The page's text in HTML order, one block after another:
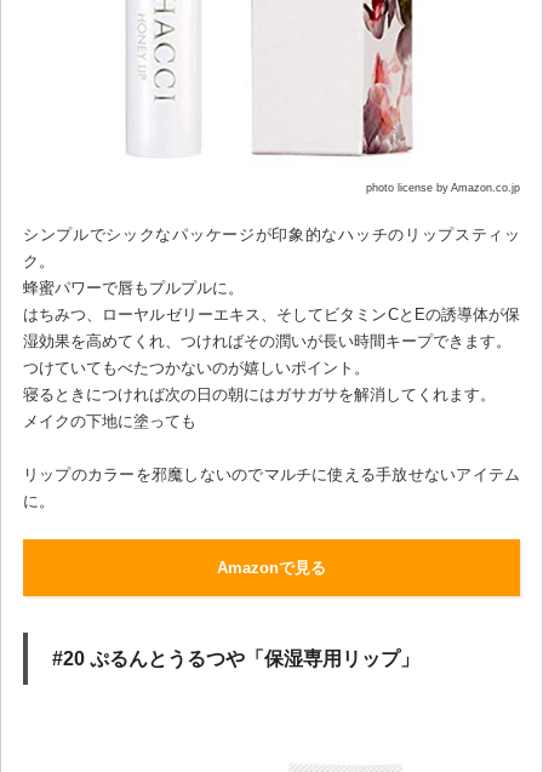
photo license by Amazon.co.jp
シンプルでシックなパッケージが印象的なハッチのリップスティッ
ク。
蜂蜜パワーで唇もプルプルに。
はちみつ、ローヤルゼリーエキス、そしてビタミンCとEの誘導体が保
湿効果を高めてくれ、つければその潤いが長い時間キープできます。
つけていてもべたつかないのが嬉しいポイント。
寝るときにつければ次の日の朝にはガサガサを解消してくれます。
メイクの下地に塗っても
リップのカラーを邪魔しないのでマルチに使える手放せないアイテム
に。
Amazonで見る
#20 ぷるんとうるつや「保湿専用リップ」